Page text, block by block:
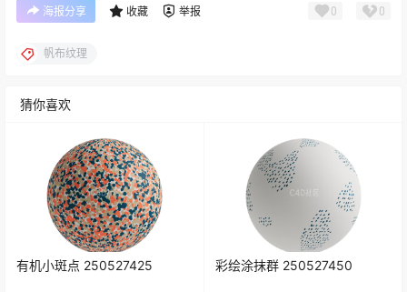
海报分享 收藏 举报 0 0
帆布纹理
猜你喜欢
有机小斑点 250527425 彩绘涂抹群 250527450